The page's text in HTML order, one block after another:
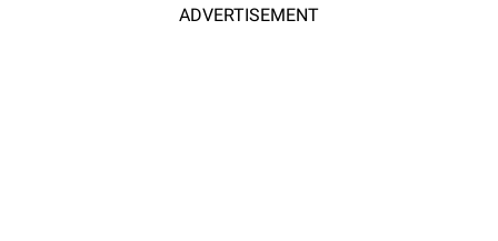
ADVERTISEMENT